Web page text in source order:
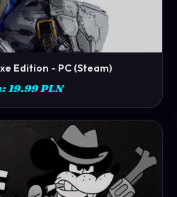
→
Edition - PC (Steam)
19.99 PLN